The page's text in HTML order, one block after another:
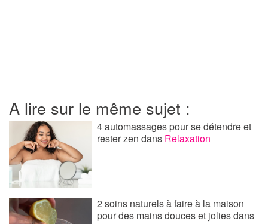
A lire sur le même sujet :
4 automassages pour se détendre et
rester zendans Relaxation
2 soins naturels à faire à la maison
pour des mains douces et joliesdans